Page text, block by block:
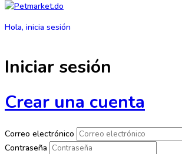
Hola, inicia sesión
Iniciar sesión
Crear una cuenta
Correo electrónico
Contraseña